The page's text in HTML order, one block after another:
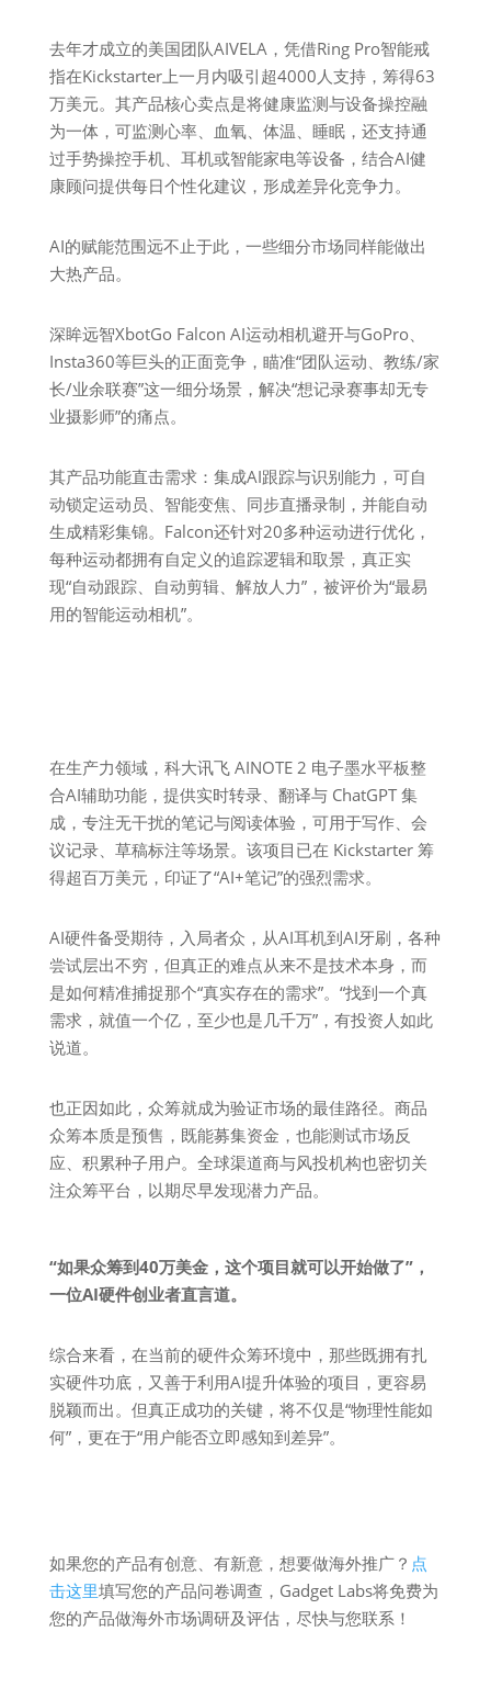
去年才成立的美国团队AIVELA，凭借Ring Pro智能戒
指在Kickstarter上一月内吸引超4000人支持，筹得63
万美元。其产品核心卖点是将健康监测与设备操控融
为一体，可监测心率、血氧、体温、睡眠，还支持通
过手势操控手机、耳机或智能家电等设备，结合AI健
康顾问提供每日个性化建议，形成差异化竞争力。
AI的赋能范围远不止于此，一些细分市场同样能做出
大热产品。
深眸远智XbotGo Falcon AI运动相机避开与GoPro、
Insta360等巨头的正面竞争，瞄准“团队运动、教练/家
长/业余联赛”这一细分场景，解决“想记录赛事却无专
业摄影师”的痛点。
其产品功能直击需求：集成AI跟踪与识别能力，可自
动锁定运动员、智能变焦、同步直播录制，并能自动
生成精彩集锦。Falcon还针对20多种运动进行优化，
每种运动都拥有自定义的追踪逻辑和取景，真正实
现“自动跟踪、自动剪辑、解放人力”，被评价为“最易
用的智能运动相机”。
在生产力领域，科大讯飞 AINOTE 2 电子墨水平板整
合AI辅助功能，提供实时转录、翻译与 ChatGPT 集
成，专注无干扰的笔记与阅读体验，可用于写作、会
议记录、草稿标注等场景。该项目已在 Kickstarter 筹
得超百万美元，印证了“AI+笔记”的强烈需求。
AI硬件备受期待，入局者众，从AI耳机到AI牙刷，各种
尝试层出不穷，但真正的难点从来不是技术本身，而
是如何精准捕捉那个“真实存在的需求”。“找到一个真
需求，就值一个亿，至少也是几千万”，有投资人如此
说道。
也正因如此，众筹就成为验证市场的最佳路径。商品
众筹本质是预售，既能募集资金，也能测试市场反
应、积累种子用户。全球渠道商与风投机构也密切关
注众筹平台，以期尽早发现潜力产品。
“如果众筹到40万美金，这个项目就可以开始做了”，
一位AI硬件创业者直言道。
综合来看，在当前的硬件众筹环境中，那些既拥有扎
实硬件功底，又善于利用AI提升体验的项目，更容易
脱颖而出。但真正成功的关键，将不仅是“物理性能如
何”，更在于“用户能否立即感知到差异”。
如果您的产品有创意、有新意，想要做海外推广？ 点
击这里填写您的产品问卷调查，Gadget Labs将免费为
您的产品做海外市场调研及评估，尽快与您联系！